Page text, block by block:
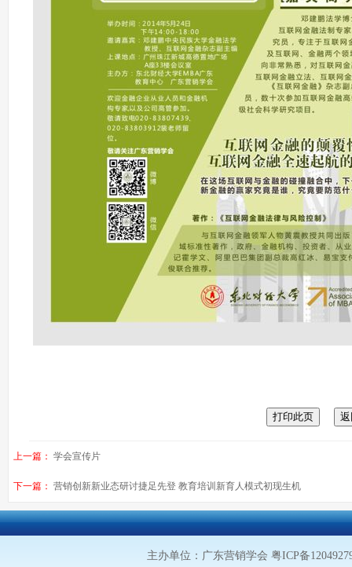
上一篇： 学会宣传片
下一篇： 营销创新新业态研讨捷足先登 教育培训新育人模式初现生机
主办单位：广东营销学会 粤ICP备